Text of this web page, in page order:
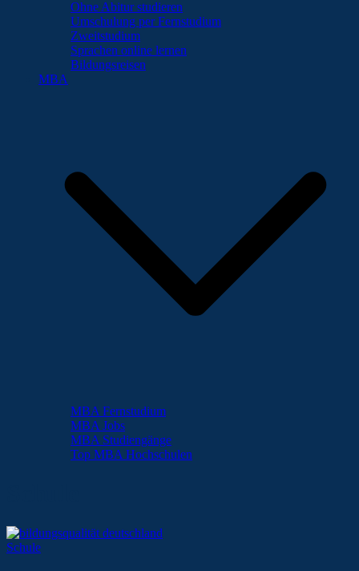
Ohne Abitur studieren
Umschulung per Fernstudium
Zweitstudium
Sprachen online lernen
Bildungsreisen
MBA
MBA Fernstudium
MBA Jobs
MBA Studiengänge
Top MBA Hochschulen
Schule